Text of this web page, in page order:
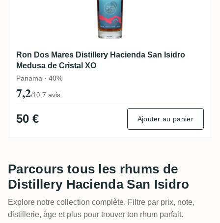
Ron Dos Mares Distillery Hacienda San Isidro
Medusa de Cristal XO
Panama · 40%
7,2/10·7 avis
50 € Ajouter au panier
Parcours tous les rhums de
Distillery Hacienda San Isidro
Explore notre collection complète. Filtre par prix, note,
distillerie, âge et plus pour trouver ton rhum parfait.